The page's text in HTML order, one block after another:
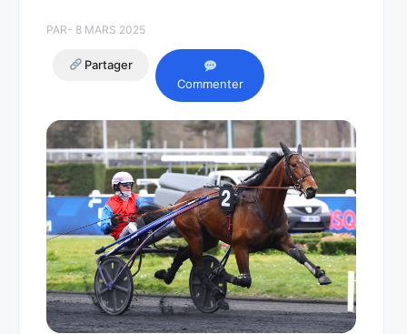
PAR- 8 MARS 2025
Partager
Commenter